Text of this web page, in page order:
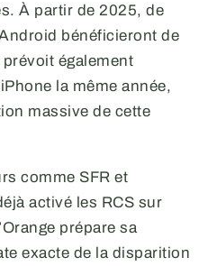
À partir de 2025, de
bénéficieront de
également
la même année,
massive de cette
comme SFR et
activé les RCS sur
prépare sa
exacte de la disparition